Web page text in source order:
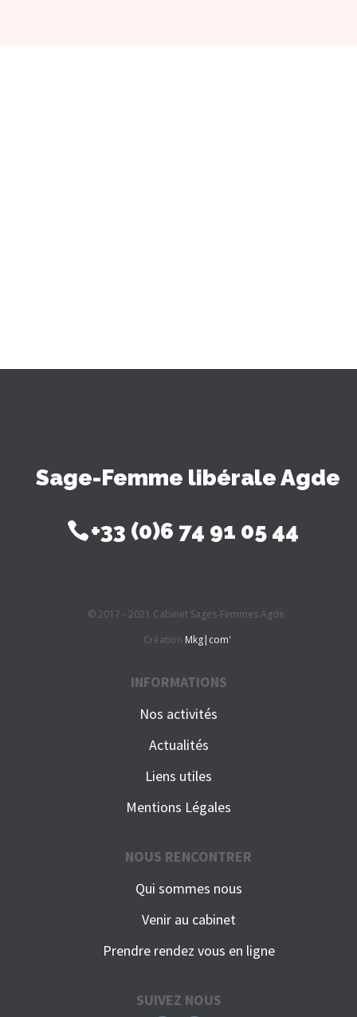
Sage-Femme libérale Agde
+33 (0)6 74 91 05 44
© 2017 - 2021 Cabinet Sages-Femmes Agde.
Création Mkg|com'
INFORMATIONS
Nos activités
Actualités
Liens utiles
Mentions Légales
NOUS RENCONTRER
Qui sommes nous
Venir au cabinet
Prendre rendez vous en ligne
SUIVEZ NOUS